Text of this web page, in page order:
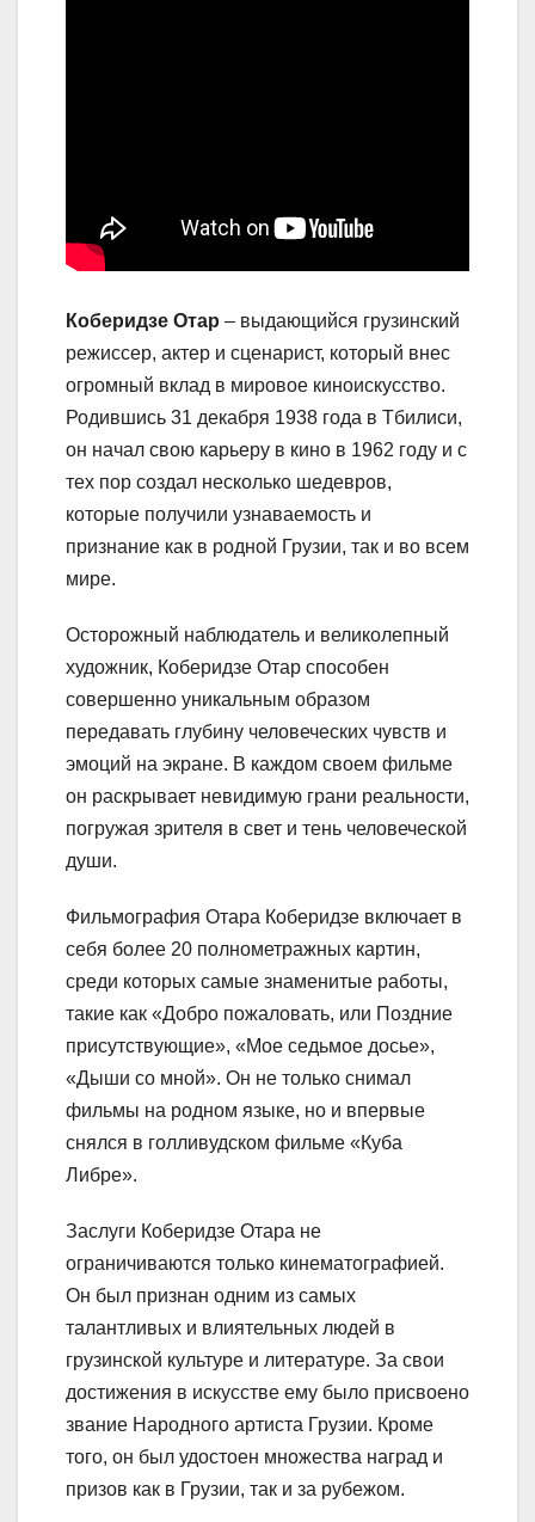
Коберидзе Отар – выдающийся грузинский
режиссер, актер и сценарист, который внес
огромный вклад в мировое киноискусство.
Родившись 31 декабря 1938 года в Тбилиси,
он начал свою карьеру в кино в 1962 году и с
тех пор создал несколько шедевров,
которые получили узнаваемость и
признание как в родной Грузии, так и во всем
мире.
Осторожный наблюдатель и великолепный
художник, Коберидзе Отар способен
совершенно уникальным образом
передавать глубину человеческих чувств и
эмоций на экране. В каждом своем фильме
он раскрывает невидимую грани реальности,
погружая зрителя в свет и тень человеческой
души.
Фильмография Отара Коберидзе включает в
себя более 20 полнометражных картин,
среди которых самые знаменитые работы,
такие как «Добро пожаловать, или Поздние
присутствующие», «Мое седьмое досье»,
«Дыши со мной». Он не только снимал
фильмы на родном языке, но и впервые
снялся в голливудском фильме «Куба
Либре».
Заслуги Коберидзе Отара не
ограничиваются только кинематографией.
Он был признан одним из самых
талантливых и влиятельных людей в
грузинской культуре и литературе. За свои
достижения в искусстве ему было присвоено
звание Народного артиста Грузии. Кроме
того, он был удостоен множества наград и
призов как в Грузии, так и за рубежом.